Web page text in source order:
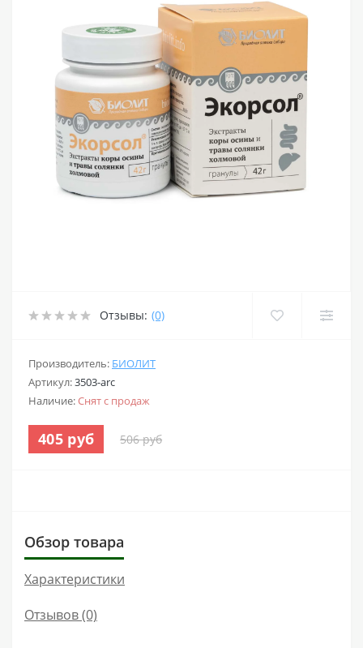
Отзывы: (0)
Производитель: БИОЛИТ
Артикул:3503-arc
Наличие:Снят с продаж
405 руб 506 руб
Обзор товара
Характеристики
Отзывов (0)